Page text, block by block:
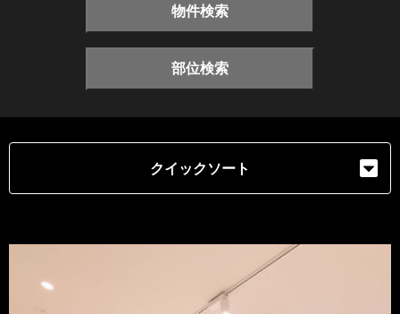
物件検索
部位検索
クイックソート